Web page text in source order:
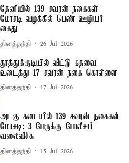
தேனியில் 139 சவரன் நகைகள்
மோசடி வழக்கில் பெண் ஊழியர்
கைது
தினத்தந்தி 26 Jul 2026
தூத்துக்குடியில் வீட்டு கதவை
உடைத்து 17 சவரன் நகை கொள்ளை
தினத்தந்தி 17 Jul 2026
அடகு கடையில் 139 சவரன் நகைகள்
மோசடி: 3 பேருக்கு போலீசார்
வலைவீச்சு
தினத்தந்தி 15 Jul 2026